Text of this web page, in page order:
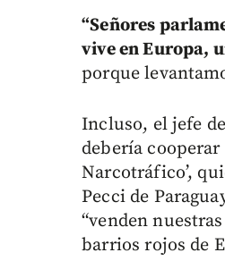
“Señores
vive en Europa,
porque
Incluso, el jefe
debería
Narcotráfico’,
Pecci de
“venden
barrios rojos de